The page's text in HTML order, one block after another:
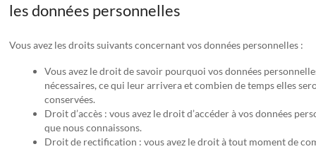
les données personnelles
Vous avez les droits suivants concernant vos données personnelles :
Vous avez le droit de savoir pourquoi vos données
nécessaires, ce qui leur arrivera et combien de temps elles
conservées.
Droit d’accès : vous avez le droit d’accéder à vos données
que nous connaissons.
Droit de rectification : vous avez le droit à tout moment de